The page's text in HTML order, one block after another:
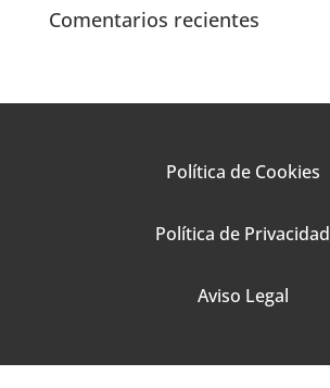
Comentarios recientes
Política de Cookies
Política de Privacidad
Aviso Legal